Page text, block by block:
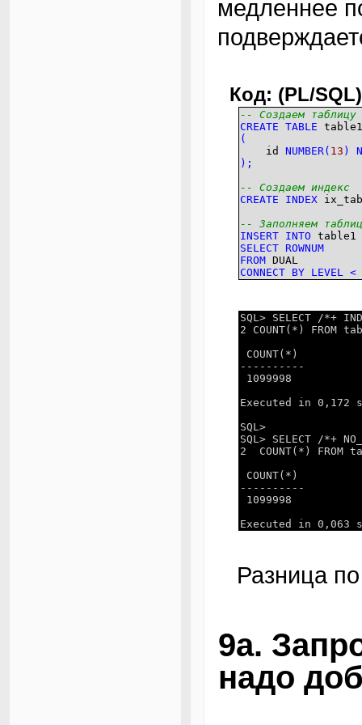
медленнее
Код: (PL/SQL)
-- Создаем таблицу
CREATE TABLE table1
(
id NUMBER( 13 )
) ;
-- Создаем индекс
CREATE
INDEX
-- Заполняем
INSERT INTO table1
SELECT ROWNUM
FROM DUAL
CONNECT BY LEVEL <
SQL> SELECT /*+
2 COUNT(*) FROM
COUNT(*)
----------
1099998
Executed in 0,172
SQL>
SQL> SELECT /*+
2 COUNT(*) FROM
COUNT(*)
----------
1099998
Executed in 0,063
Разница
9a.
надо